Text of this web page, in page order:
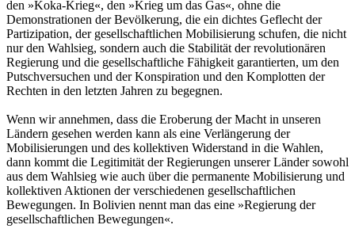
den »Koka-Krieg«, den »Krieg um das Gas«, ohne die
Demonstrationen der Bevölkerung, die ein dichtes Geflecht der
Partizipation, der gesellschaftlichen Mobilisierung schufen, die nicht
nur den Wahlsieg, sondern auch die Stabilität der revolutionären
Regierung und die gesellschaftliche Fähigkeit garantierten, um den
Putschversuchen und der Konspiration und den Komplotten der
Rechten in den letzten Jahren zu begegnen.
Wenn wir annehmen, dass die Eroberung der Macht in unseren
Ländern gesehen werden kann als eine Verlängerung der
Mobilisierungen und des kollektiven Widerstand in die Wahlen,
dann kommt die Legitimität der Regierungen unserer Länder sowohl
aus dem Wahlsieg wie auch über die permanente Mobilisierung und
kollektiven Aktionen der verschiedenen gesellschaftlichen
Bewegungen. In Bolivien nennt man das eine »Regierung der
gesellschaftlichen Bewegungen«.